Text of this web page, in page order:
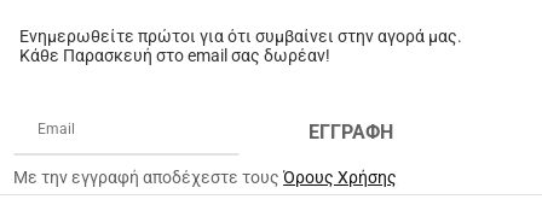
Ενημερωθείτε πρώτοι για ότι συμβαίνει στην αγορά μας.
Κάθε Παρασκευή στο email σας δωρέαν!
ΕΓΓΡΑΦΗ
Με την εγγραφή αποδέχεστε τουςΌρους Χρήσης